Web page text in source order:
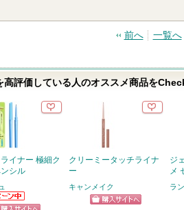
前へ 一覧へ
高評価している人のオススメ商品を
イナー 極細ク
シル
から
クリーミータッチライナ
ー
キャンメイク
ジ
メ
ラ